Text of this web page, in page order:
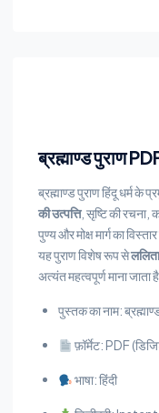
ब्रह्माण्ड पुराण
ब्रह्माण्ड पुराण हिंदू धर्म के
की उत्पत्ति, सृष्टि की रचना,
पुण्य और मोक्ष मार्ग का
यह पुराण विशेष रूप से
अत्यंत महत्वपूर्ण माना जाता
पुस्तक का नाम:
फ़ॉर्मेट: PDF
भाषा: हिंदी